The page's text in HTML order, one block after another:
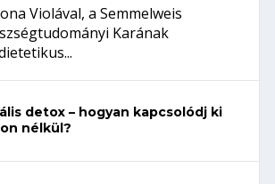
Violával, a Semmelweis
Karának
detox – hogyan kapcsolódj ki
nélkül?